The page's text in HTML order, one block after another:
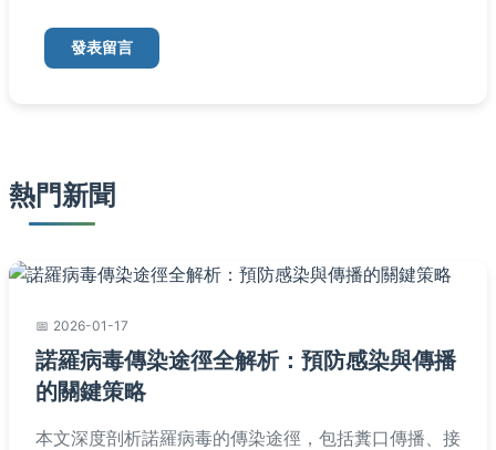
發表留言
熱門新聞
2026-01-17
諾羅病毒傳染途徑全解析：預防感染與傳播
的關鍵策略
本文深度剖析諾羅病毒的傳染途徑，包括糞口傳播、接